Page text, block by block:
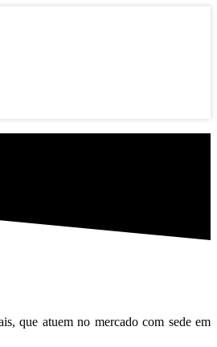
que atuem no mercado com sede em